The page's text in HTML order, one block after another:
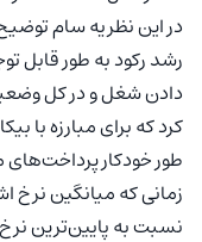
در این نظریه سام
رشد رکود به طور قابل
دادن شغل و در کل
کرد که برای مبارزه با
طور خودکار پرداخت‌های
زمانی که میانگین
نسبت به پایین‌ترین نرخ خود در ۱۲ ماه گذشته